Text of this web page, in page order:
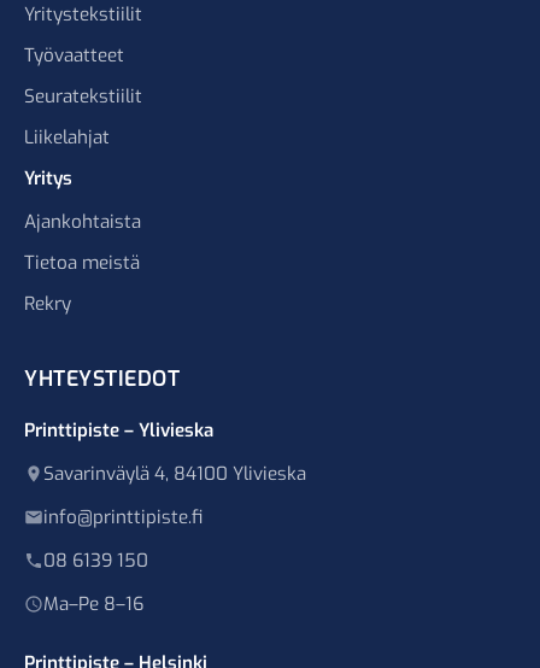
Yritystekstiilit
Työvaatteet
Seuratekstiilit
Liikelahjat
Yritys
Ajankohtaista
Tietoa meistä
Rekry
YHTEYSTIEDOT
Printtipiste – Ylivieska
Savarinväylä 4, 84100 Ylivieska
info@printtipiste.fi
08 6139 150
Ma–Pe 8–16
Printtipiste – Helsinki